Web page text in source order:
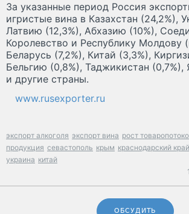
За указанные период Россия
игристые вина в Казахстан (24,2%),
Латвию (12,3%), Абхазию (10%),
Королевство и Республику Молдову
Беларусь (7,2%), Китай (3,3%),
Бельгию (0,8%), Таджикистан (0,7%),
и другие страны.
www.rusexporter.ru
экспорт алкоголя экспорт вина рост
продукция севастополь крым краснодарский край
украина китай
ОБСУДИТЬ